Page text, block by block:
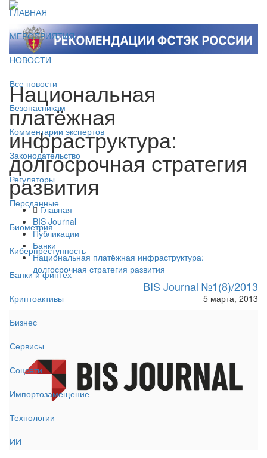
ГЛАВНАЯ
МЕРОПРИЯТИЯ
НОВОСТИ
Все новости
Безопасникам
Комментарии экспертов
Законодательство
Регуляторы
Персданные
Биометрия
Киберпреступность
Банки и финтех
Криптоактивы
Бизнес
Сервисы
Соцсети
Импортозамещение
Технологии
ИИ
Национальная
платёжная
инфраструктура:
долгосрочная стратегия
развития
Главная
BIS Journal
Публикации
Банки
Национальная платёжная инфраструктура:
долгосрочная стратегия развития
BIS Journal №1(8)/2013
5 марта, 2013